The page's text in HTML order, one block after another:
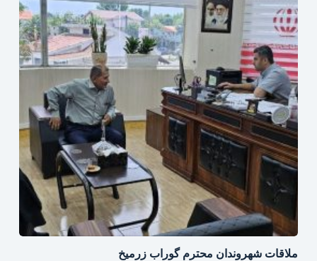
ملاقات شهروندان محترم گوراب زرمیخ